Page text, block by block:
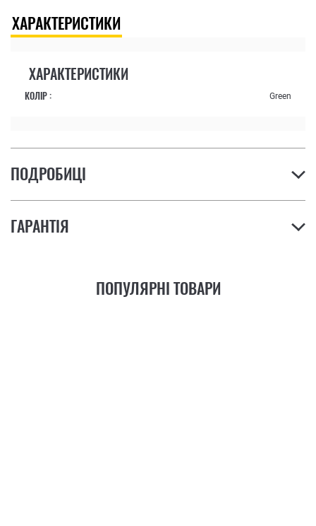
ХАРАКТЕРИСТИКИ
ХАРАКТЕРИСТИКИ
КОЛІР : Green
ПОДРОБИЦІ
ГАРАНТІЯ
ПОПУЛЯРНІ ТОВАРИ